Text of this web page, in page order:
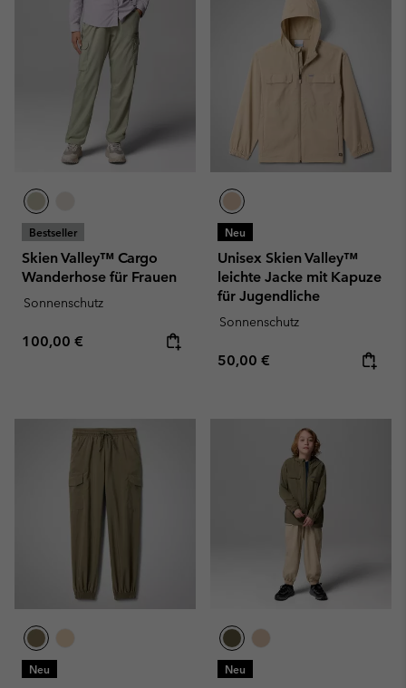
Bestseller
Skien Valley™ Cargo
Wanderhose für Frauen
Sonnenschutz
Regular price:
100,00 €
Neu
Unisex Skien Valley™
leichte Jacke mit Kapuze
für Jugendliche
Sonnenschutz
Regular price:
50,00 €
Neu Neu